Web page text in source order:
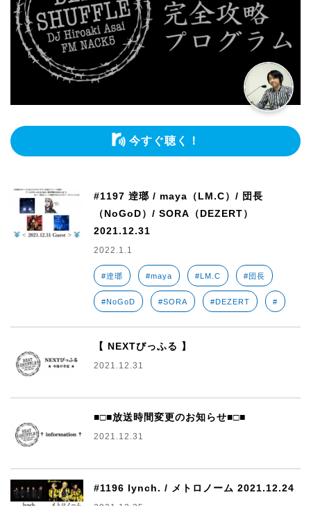
今すぐ聴く！
#1197 逹瑯 / maya（LM.C）/ 団長
（NoGoD）/ SORA（DEZERT）
2021.12.31
2022.1.1
#逹瑯 #maya #LM.C #団長
#NoGoD #SORA #DEZERT #
【 NEXTびっふる 】
2021.12.31
■□■放送時間変更のお知らせ■□■
2021.12.31
#1196 lynch. / メトロノーム 2021.12.24